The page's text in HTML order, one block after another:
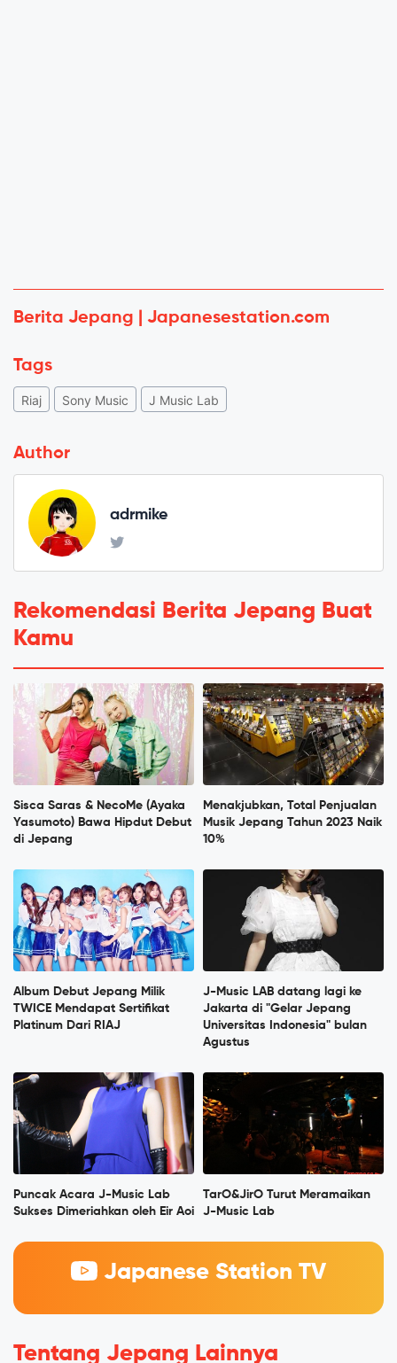
Berita Jepang | Japanesestation.com
Tags
Riaj Sony Music J Music Lab
Author
adrmike
Rekomendasi Berita Jepang Buat
Kamu
Sisca Saras & NecoMe (Ayaka
Yasumoto) Bawa Hipdut Debut
di Jepang
Menakjubkan, Total Penjualan
Musik Jepang Tahun 2023 Naik
10%
Album Debut Jepang Milik
TWICE Mendapat Sertifikat
Platinum Dari RIAJ
J-Music LAB datang lagi ke
Jakarta di "Gelar Jepang
Universitas Indonesia" bulan
Agustus
Puncak Acara J-Music Lab
Sukses Dimeriahkan oleh Eir Aoi
TarO&JirO Turut Meramaikan
J-Music Lab
Japanese Station TV
Tentang Jepang Lainnya